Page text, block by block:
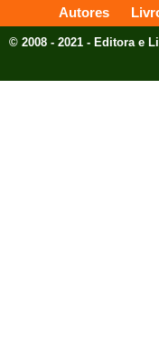
Autores
© 2008 - 2021 - Editora e